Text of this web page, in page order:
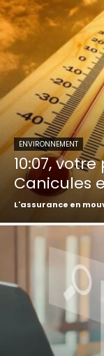
ENVIRONNEMENT
10:07,
Canicules
L'assurance en